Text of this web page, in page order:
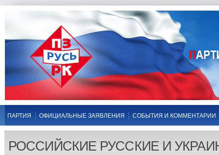
ПАРТИЯ ОФИЦИАЛЬНЫЕ ЗАЯВЛЕНИЯ СОБЫТИЯ И КОММЕНТАРИИ
РОССИЙСКИЕ РУССКИЕ И